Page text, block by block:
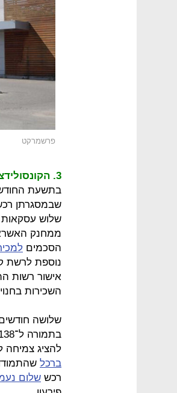
פרשמרקט
3. הקונסולידציה בענף נמשכת
בתשעת
שבמסגרתן
שלוש עסקאות
ממחנק
הסכמים
אישור רשות
השכירות
שלושה
להציג צמיחה
ברכל
רכש שלום